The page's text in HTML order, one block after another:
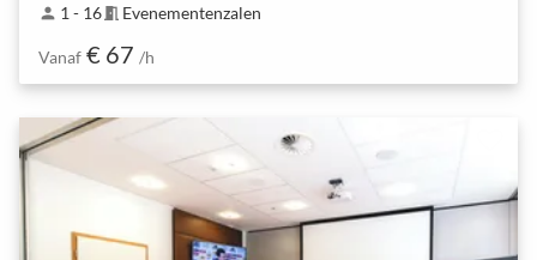
person 1 - 16meeting_room Evenementenzalen
Vanaf € 67 /h